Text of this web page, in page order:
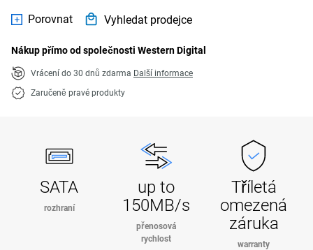
Porovnat Vyhledat prodejce
Nákup přímo od společnosti Western Digital
Vrácení do 30 dnů zdarma Další informace
Zaručeně pravé produkty
SATA
rozhraní
up to
150MB/s
přenosová
rychlost
Tříletá
omezená
záruka
warranty